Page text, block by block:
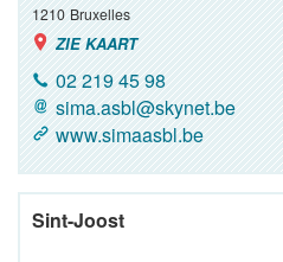
1210 Bruxelles
ZIE KAART
02 219 45 98
sima.asbl@skynet.be
www.simaasbl.be
Sint-Joost